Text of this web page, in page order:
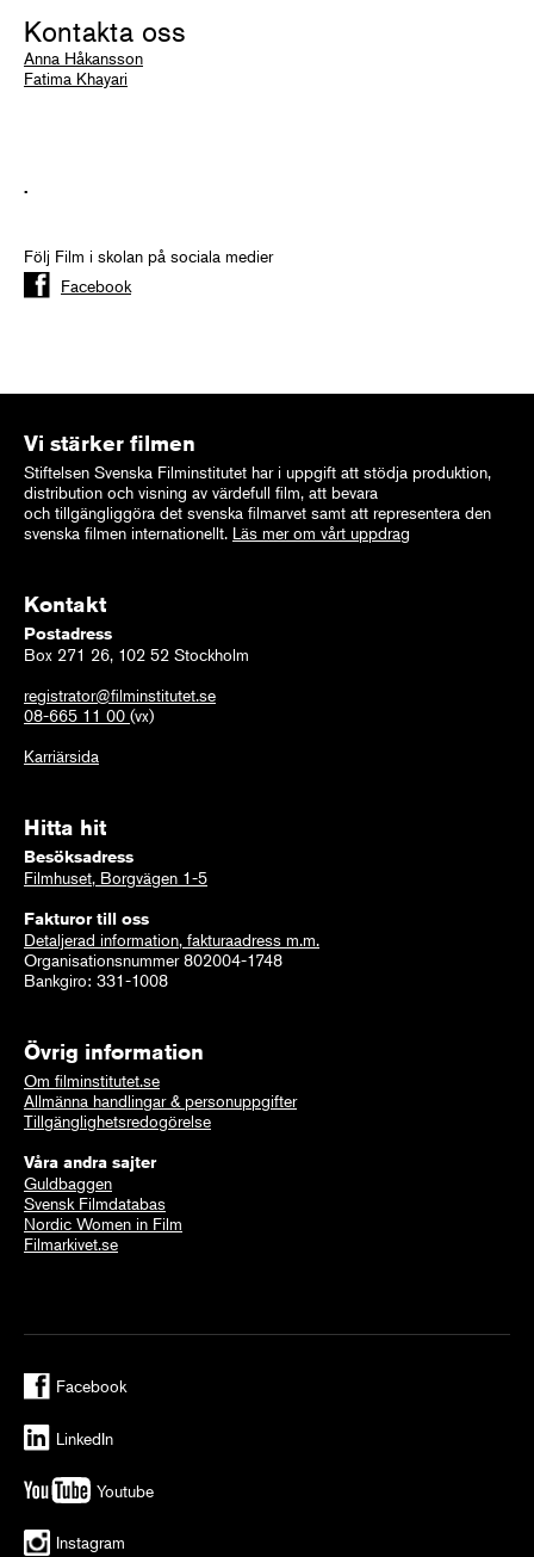
Kontakta oss
Anna Håkansson
Fatima Khayari
.
Följ Film i skolan på sociala medier
Facebook
Vi stärker filmen
Stiftelsen Svenska Filminstitutet har i uppgift att stödja produktion,
distribution och visning av värdefull film, att bevara
och tillgängliggöra det svenska filmarvet samt att representera den
svenska filmen internationellt. Läs mer om vårt uppdrag
Kontakt
Postadress
Box 271 26, 102 52 Stockholm
registrator@filminstitutet.se
08-665 11 00 (vx)
Karriärsida
Hitta hit
Besöksadress
Filmhuset, Borgvägen 1-5
Fakturor till oss
Detaljerad information, fakturaadress m.m.
Organisationsnummer 802004-1748
Bankgiro: 331-1008
Övrig information
Om filminstitutet.se
Allmänna handlingar & personuppgifter
Tillgänglighetsredogörelse
Våra andra sajter
Guldbaggen
Svensk Filmdatabas
Nordic Women in Film
Filmarkivet.se
Facebook
LinkedIn
Youtube
Instagram